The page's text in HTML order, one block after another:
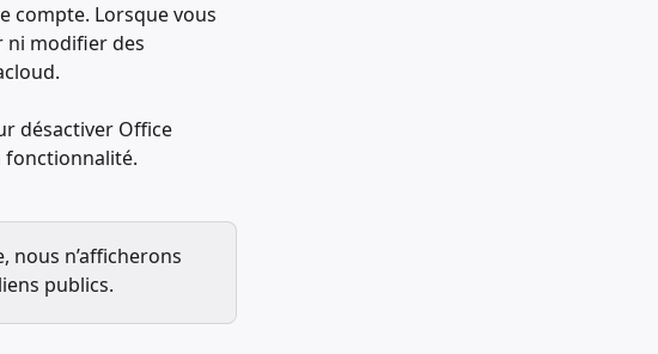
compte. Lorsque vous
ni modifier des
désactiver Office
fonctionnalité.
nous n’afficherons
publics.